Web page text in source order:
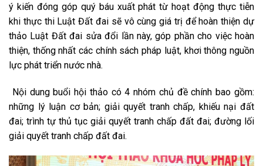
ý kiến đóng góp quý báu xuất phát từ hoạt động thực tiễn
khi thực thi Luật Đất đai sẽ vô cùng giá trị để hoàn thiện dự
thảo Luật Đất đai sửa đổi lần này, góp phần cho việc hoàn
thiện, thống nhất các chính sách pháp luật, khơi thông nguồn
lực phát triển nước nhà.
Nội dung buổi hội thảo có 4 nhóm chủ đề chính bao gồm:
những lý luận cơ bản; giải quyết tranh chấp, khiếu nại đất
đai; trình tự thủ tục giải quyết tranh chấp đất đai; đường lối
giải quyết tranh chấp đất đai.